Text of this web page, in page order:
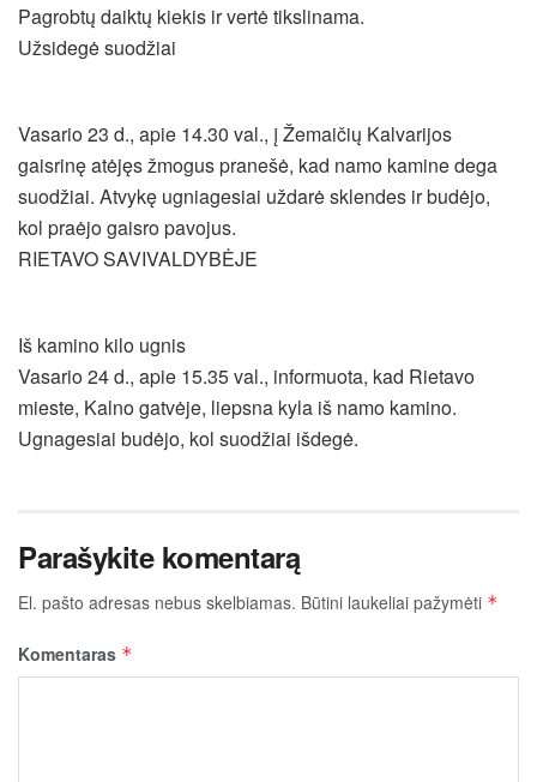
Pagrobtų daiktų kiekis ir vertė tikslinama.
Užsidegė suodžiai
Vasario 23 d., apie 14.30 val., į Žemaičių Kalvarijos
gaisrinę atėjęs žmogus pranešė, kad namo kamine dega
suodžiai. Atvykę ugniagesiai uždarė sklendes ir budėjo,
kol praėjo gaisro pavojus.
RIETAVO SAVIVALDYBĖJE
Iš kamino kilo ugnis
Vasario 24 d., apie 15.35 val., informuota, kad Rietavo
mieste, Kalno gatvėje, liepsna kyla iš namo kamino.
Ugnagesiai budėjo, kol suodžiai išdegė.
Parašykite komentarą
El. pašto adresas nebus skelbiamas. Būtini laukeliai pažymėti *
Komentaras *